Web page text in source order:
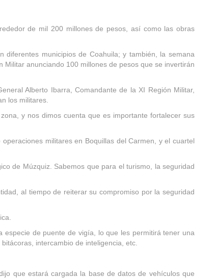
de mil 200 millones de pesos, así como las obras
municipios de Coahuila; y también, la semana
anunciando 100 millones de pesos que se invertirán
Alberto Ibarra, Comandante de la XI Región Militar,
los militares.
y nos dimos cuenta que es importante fortalecer sus
militares en Boquillas del Carmen, y el cuartel
de Múzquiz. Sabemos que para el turismo, la seguridad
al tiempo de reiterar su compromiso por la seguridad
de puente de vigía, lo que les permitirá tener una
intercambio de inteligencia, etc.
que estará cargada la base de datos de vehículos que